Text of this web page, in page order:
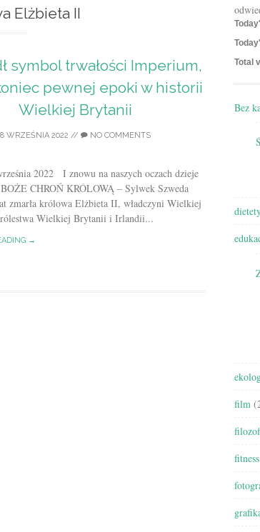
Elżbieta II
symbol trwałości Imperium,
pewnej epoki w historii
Wielkiej Brytanii
8 WRZEŚNIA 2022 // NO COMMENTS
2022 I znowu na naszych oczach dzieje
CHROŃ KRÓLOWĄ – Sylwek Szweda
zmarła królowa Elżbieta II, władczyni Wielkiej
Wielkiej Brytanii i Irlandii...
→
Total
Bez
film
fitness